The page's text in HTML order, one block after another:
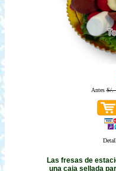
AntesS/.
Las fresas de
una caja sellada